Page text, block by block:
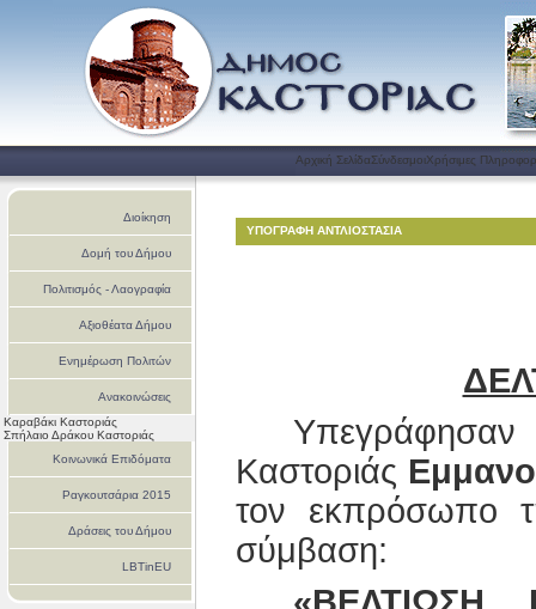
Αρχική ΣελίδαΣύνδεσμοιΧρήσιμες
Διοίκηση
Δομή του Δήμου
Πολιτισμός - Λαογραφία
Αξιοθέατα Δήμου
Ενημέρωση Πολιτών
Ανακοινώσεις
Καραβάκι Καστοριάς
Σπήλαιο Δράκου Καστοριάς
Κοινωνικά Επιδόματα
Ραγκουτσάρια 2015
Δράσεις του Δήμου
LBTinEU
ΥΠΟΓΡΑΦΗ ΑΝΤΛΙΟΣΤΑΣΙΑ
Καστοριάς
τον εκπρόσωπο
σύμβαση: